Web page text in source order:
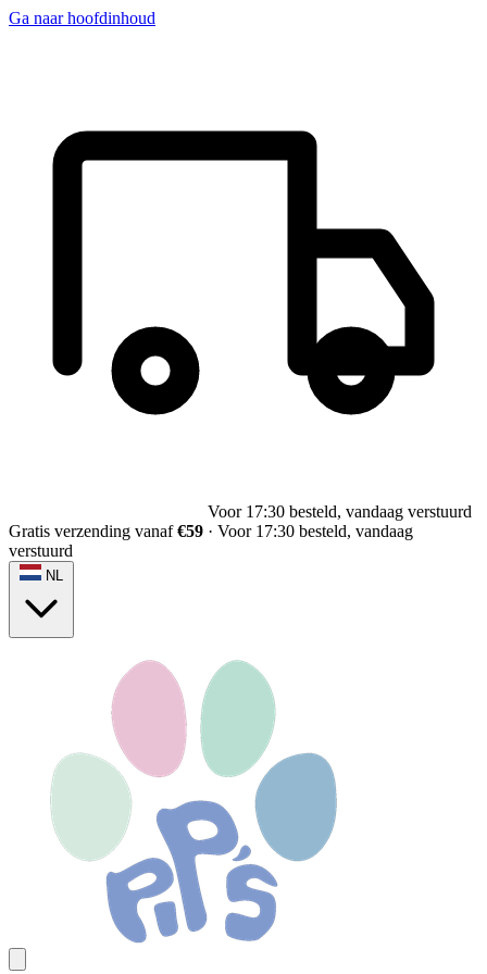
Ga naar hoofdinhoud
Voor 17:30 besteld, vandaag verstuurd
Gratis verzending vanaf€59 · Voor 17:30 besteld, vandaag
verstuurd
NL